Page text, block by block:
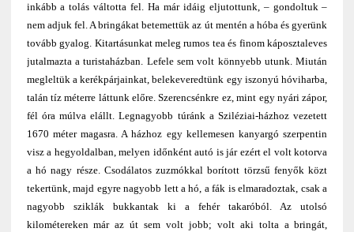
inkább a tolás váltotta fel. Ha már idáig eljutottunk, – gondoltuk –
nem adjuk fel. A bringákat betemettük az út mentén a hóba és gyerünk
tovább gyalog. Kitartásunkat meleg rumos tea és finom káposztaleves
jutalmazta a turistaházban. Lefele sem volt könnyebb utunk. Miután
megleltük a kerékpárjainkat, belekeveredtünk egy iszonyú hóviharba,
talán tíz méterre láttunk előre. Szerencsénkre ez, mint egy nyári zápor,
fél óra múlva elállt. Legnagyobb túránk a Sziléziai-házhoz vezetett
1670 méter magasra. A házhoz egy kellemesen kanyargó szerpentin
visz a hegyoldalban, melyen időnként autó is jár ezért el volt kotorva
a hó nagy része. Csodálatos zuzmókkal borított törzsű fenyők közt
tekertünk, majd egyre nagyobb lett a hó, a fák is elmaradoztak, csak a
nagyobb sziklák bukkantak ki a fehér takaróból. Az utolsó
kilométereken már az út sem volt jobb; volt aki tolta a bringát,